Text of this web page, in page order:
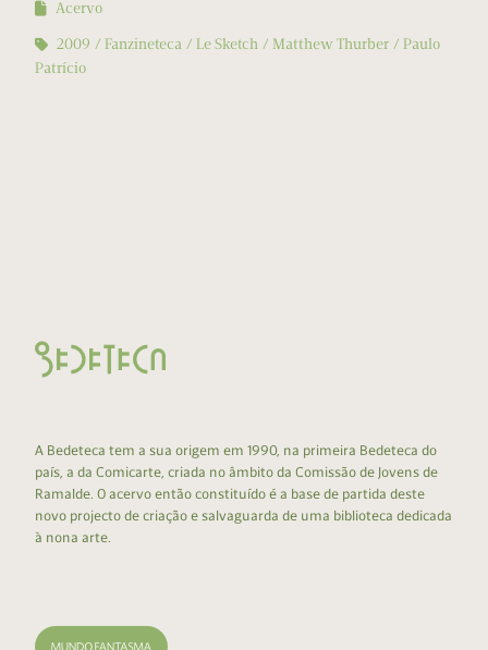
Acervo
2009
Fanzineteca Le Sketch Matthew Thurber
Paulo
Patrício
A Bedeteca tem a sua origem em 1990, na primeira Bedeteca do
país, a da Comicarte, criada no âmbito da Comissão de Jovens de
Ramalde. O acervo então constituído é a base de partida deste
novo projecto de criação e salvaguarda de uma biblioteca dedicada
à nona arte.